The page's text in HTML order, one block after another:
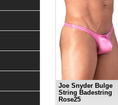
Joe Snyder Bulge
String Badestring
Rose25